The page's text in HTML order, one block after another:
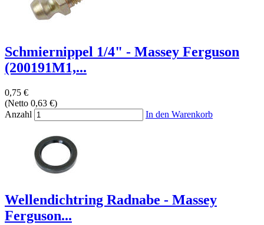
Schmiernippel 1/4" - Massey Ferguson
(200191M1,...
0,75 €
(Netto 0,63 €)
Anzahl
In den Warenkorb
Wellendichtring Radnabe - Massey
Ferguson...